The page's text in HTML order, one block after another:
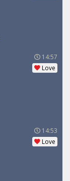
14:57
Love
14:53
Love